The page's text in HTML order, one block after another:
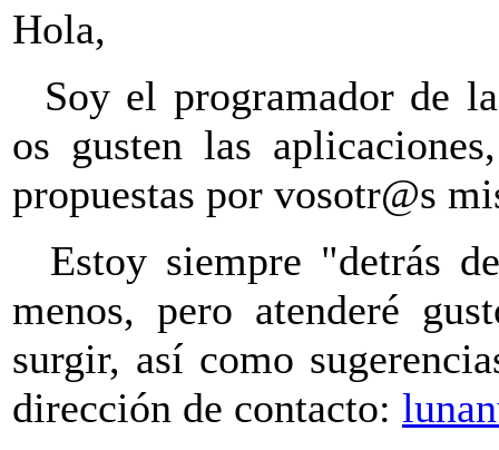
Hola,
Soy el programador de
os gusten las
propuestas por vosotr@s
Estoy siempre "detrás
menos, pero atenderé
surgir, así como
dirección de contacto: